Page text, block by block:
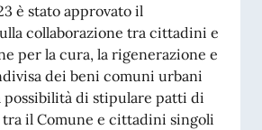
è stato approvato il
collaborazione tra cittadini e
per la cura, la rigenerazione e
dei beni comuni urbani
possibilità di stipulare patti di
il Comune e cittadini singoli